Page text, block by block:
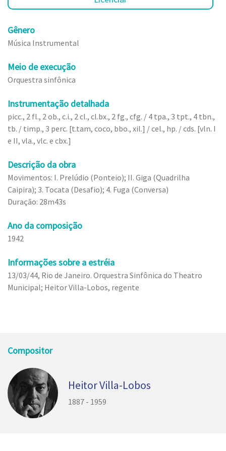
Gênero
Música Instrumental
Meio de execução
Orquestra sinfônica
Instrumentação detalhada
picc., 2 fl., 2 ob., c.i., 2 cl., cl.bx., 2 fg., cfg. / 4 tpa., 3 tpt., 4 tbn.,
tb. / timp., 3 perc. [t.tam, coco, bbo., xil.] / cel., hp. / cds. [vln. I
e II, vla., vlc. e cbx.]
Descrição da obra
Movimentos: I. Prelúdio (Ponteio); II. Giga (Quadrilha
Caipira); 3. Tocata (Desafio); 4. Fuga (Conversa)
Duração: 28m43s
Ano da composição
1942
Informações sobre a estréia
13/03/44, Rio de Janeiro. Orquestra Sinfônica do Theatro
Municipal; Heitor Villa-Lobos, regente
Compositor
Heitor Villa-Lobos
1887 - 1959